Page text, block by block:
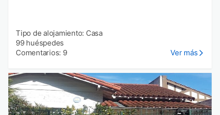
Tipo de alojamiento: Casa
99 huéspedes
Comentarios: 9
Ver más